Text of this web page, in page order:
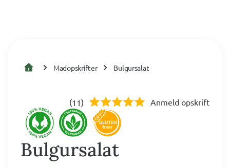
Madopskrifter Bulgursalat
(11) Anmeld opskrift
Bulgursalat